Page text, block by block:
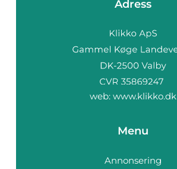
Adress
web: www.klikko.dk
Menu
Annonsering